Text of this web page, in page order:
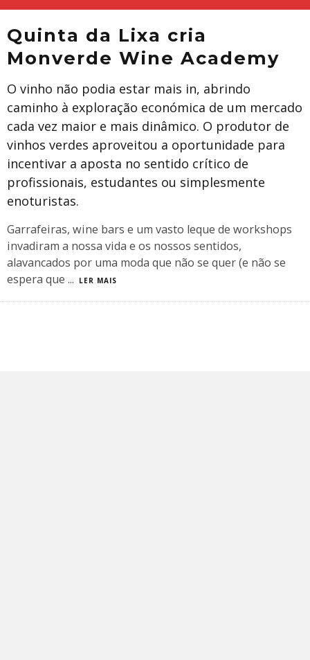
Quinta da Lixa cria
Monverde Wine Academy
O vinho não podia estar mais in, abrindo
caminho à exploração económica de um mercado
cada vez maior e mais dinâmico. O produtor de
vinhos verdes aproveitou a oportunidade para
incentivar a aposta no sentido crítico de
profissionais, estudantes ou simplesmente
enoturistas.
Garrafeiras, wine bars e um vasto leque de workshops
invadiram a nossa vida e os nossos sentidos,
alavancados por uma moda que não se quer (e não se
espera que ... LER MAIS